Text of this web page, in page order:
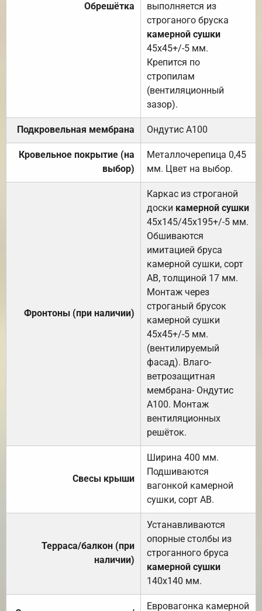
Обрешётка
выполняется из
строганого бруска
камерной сушки
45х45+/-5 мм.
Крепится по
стропилам
(вентиляционный
зазор).
Подкровельная мембрана Ондутис А100
Кровельное покрытие (на
выбор)
Металлочерепица 0,45
мм. Цвет на выбор.
Фронтоны (при наличии)
Каркас из строганой
доски камерной сушки
45х145/45х195+/-5 мм.
Обшиваются
имитацией бруса
камерной сушки, сорт
АВ, толщиной 17 мм.
Монтаж через
строганый брусок
камерной сушки
45х45+/-5 мм.
(вентилируемый
фасад). Влаго-
ветрозащитная
мембрана- Ондутис
А100. Монтаж
вентиляционных
решёток.
Свесы крыши
Ширина 400 мм.
Подшиваются
вагонкой камерной
сушки, сорт АВ.
Терраса/балкон (при
наличии)
Устанавливаются
опорные столбы из
строганного бруса
камерной сушки
140х140 мм.
Евровагонка камерной